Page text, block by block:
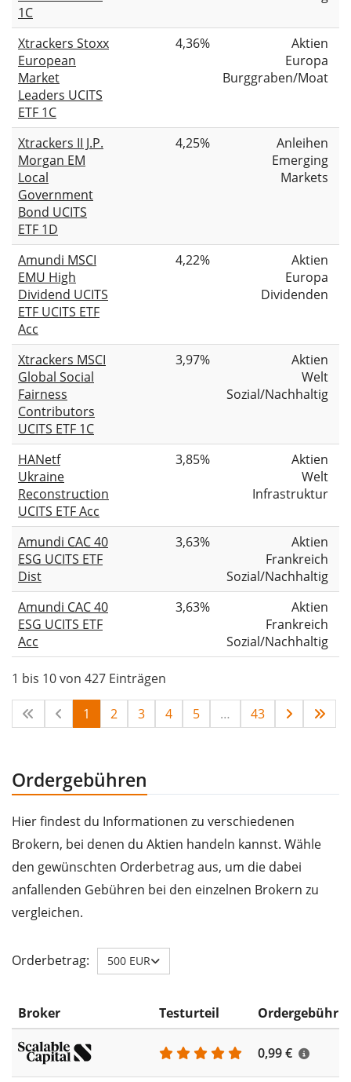
1C
Xtrackers Stoxx
European
Market
Leaders UCITS
ETF 1C
4,36%
Aktien
Europa
Burggraben/Moat
Xtrackers II J.P.
Morgan EM
Local
Government
Bond UCITS
ETF 1D
4,25%
Anleihen
Emerging
Markets
Amundi MSCI
EMU High
Dividend UCITS
ETF UCITS ETF
Acc
4,22%
Aktien
Europa
Dividenden
Xtrackers MSCI
Global Social
Fairness
Contributors
UCITS ETF 1C
3,97%
Aktien
Welt
Sozial/Nachhaltig
HANetf
Ukraine
Reconstruction
UCITS ETF Acc
3,85%
Aktien
Welt
Infrastruktur
Amundi CAC 40
ESG UCITS ETF
Dist
3,63%
Aktien
Frankreich
Sozial/Nachhaltig
Amundi CAC 40
ESG UCITS ETF
Acc
3,63%
Aktien
Frankreich
Sozial/Nachhaltig
1 bis 10 von 427 Einträgen
1 2 3 4 5 … 43
Ordergebühren
Hier findest du Informationen zu verschiedenen
Brokern, bei denen du Aktien handeln kannst. Wähle
den gewünschten Orderbetrag aus, um die dabei
anfallenden Gebühren bei den einzelnen Brokern zu
vergleichen.
Orderbetrag: 500 EUR
Broker Testurteil Ordergebühr
0,99 €